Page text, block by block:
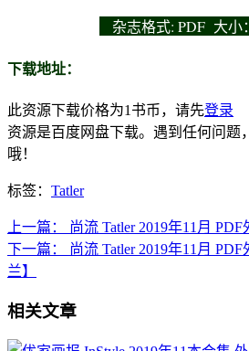
杂志格式: PDF 大小
下载地址：
此资源下载价格为1 书币，请先登录
资源是百度网盘下载。遇到任何问题
哦！
标签： Tatler
上一篇：
尚流 Tatler 2019年11月
下一篇：
尚流 Tatler 2019年11月
兰】
相关文章